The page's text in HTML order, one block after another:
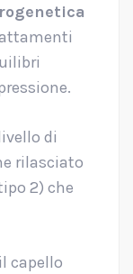
di
rilasciato
2) che
capello